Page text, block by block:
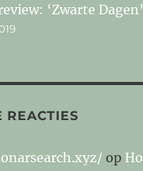
‘Zwarte Dagen’
REACTIES
op